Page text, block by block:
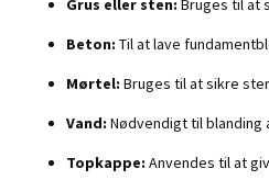
Grus eller sten: Bruges til at
Beton: Til at lave
Mørtel: Bruges til at sikre
Vand: Nødvendigt til blanding
Topkappe: Anvendes til at